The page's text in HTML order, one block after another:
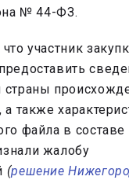
№ 44-ФЗ.
участник
также
файла в составе
жалобу
(решение